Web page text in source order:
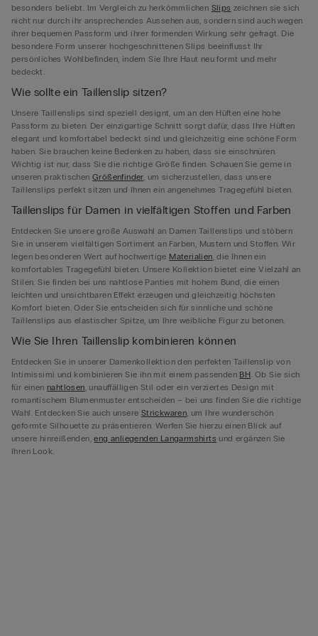
besonders beliebt. Im Vergleich zu herkömmlichen Slips zeichnen sie sich
nicht nur durch ihr ansprechendes Aussehen aus, sondern sind auch wegen
ihrer bequemen Passform und ihrer formenden Wirkung sehr gefragt. Die
besondere Form unserer hochgeschnittenen Slips beeinflusst Ihr
persönliches Wohlbefinden, indem Sie Ihre Haut neu formt und mehr
bedeckt.
Wie sollte ein Taillenslip sitzen?
Unsere Taillenslips sind speziell designt, um an den Hüften eine hohe
Passform zu bieten. Der einzigartige Schnitt sorgt dafür, dass Ihre Hüften
elegant und komfortabel bedeckt sind und gleichzeitig eine schöne Form
haben. Sie brauchen keine Bedenken zu haben, dass sie einschnüren.
Wichtig ist nur, dass Sie die richtige Größe finden. Schauen Sie gerne in
unseren praktischenGrößenfinder, um sicherzustellen, dass unsere
Taillenslips perfekt sitzen und Ihnen ein angenehmes Tragegefühl bieten.
Taillenslips für Damen in vielfältigen Stoffen und Farben
Entdecken Sie unsere große Auswahl an Damen Taillenslips und stöbern
Sie in unserem vielfältigen Sortiment an Farben, Mustern und Stoffen. Wir
legen besonderen Wert auf hochwertige Materialien, die Ihnen ein
komfortables Tragegefühl bieten. Unsere Kollektion bietet eine Vielzahl an
Stilen. Sie finden bei uns nahtlose Panties mit hohem Bund, die einen
leichten und unsichtbaren Effekt erzeugen und gleichzeitig höchsten
Komfort bieten. Oder Sie entscheiden sich für sinnliche und schöne
Taillenslips aus elastischer Spitze, um Ihre weibliche Figur zu betonen.
Wie Sie Ihren Taillenslip kombinieren können
Entdecken Sie in unserer Damenkollektion den perfekten Taillenslip von
Intimissimi und kombinieren Sie ihn mit einem passenden BH. Ob Sie sich
für einennahtlosen, unauffälligen Stil oder ein verziertes Design mit
romantischem Blumenmuster entscheiden – bei uns finden Sie die richtige
Wahl. Entdecken Sie auch unsere Strickwaren, um Ihre wunderschön
geformte Silhouette zu präsentieren. Werfen Sie hierzu einen Blick auf
unsere hinreißenden,eng anliegenden Langarmshirts und ergänzen Sie
Ihren Look.